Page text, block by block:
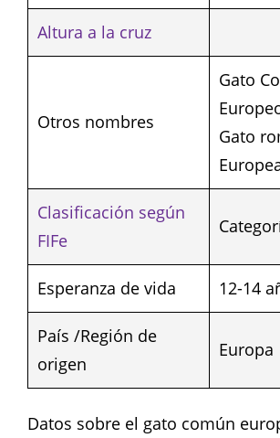
Altura a la cruz
Otros nombres
Gato
Gato
Clasificación según
FIFe
Esperanza de vida 12-14
País /Región de
origen
Europa
Datos sobre el gato común